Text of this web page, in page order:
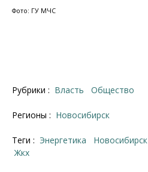
Фото: ГУ МЧС
Рубрики : Власть Общество
Регионы : Новосибирск
Теги : энергетика Новосибирск
жкх